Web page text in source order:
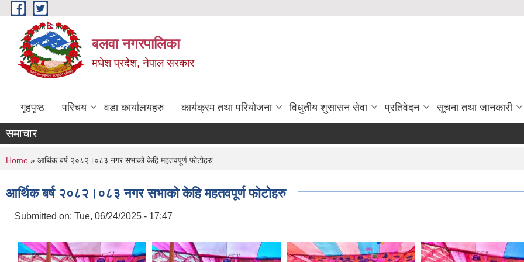
Skip to main content
बलवा नगरपालिका
मधेश प्रदेश, नेपाल सरकार
गृहपृष्ठ परिचय वडा कार्यालयहरु कार्यक्रम तथा परियोजना विधुतीय शुसासन सेवा प्रतिवेदन सूचना तथा जानकारी
समाचार
You are here
Home » आर्थिक बर्ष २०८२।०८३ नगर सभाको केहि महतवपूर्ण फोटोहरु
आर्थिक बर्ष २०८२।०८३ नगर सभाको केहि महतवपूर्ण फोटोहरु
Submitted on: Tue, 06/24/2025 - 17:47